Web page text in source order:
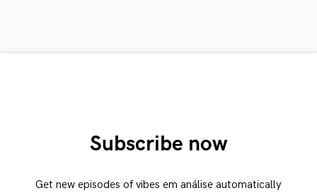
Subscribe now
Get new episodes of vibes em análise automatically